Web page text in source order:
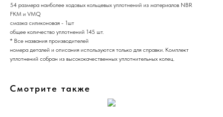
54 размера наиболее ходовых кольцевых уплотнений из материалов NBR
FKM и VMQ
смазка силиконовая - 1шт
общее количество уплотнений 145 шт.
* Все названия производителей
номера деталей и описания используются только для справки. Комплект
уплотнений собран из высококачественных уплотнительных колец.
Смотрите также